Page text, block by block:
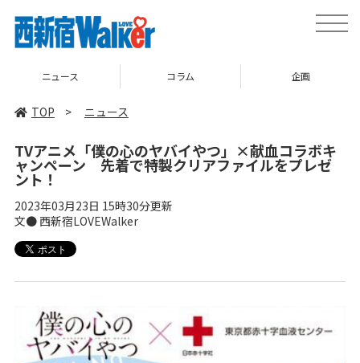
toggle
ニュース コラム 企画
TOP > ニュース
TVアニメ「僕の心のヤバイやつ」×献血コラボキ
ャンペーン 先着で特製クリアファイルをプレゼ
ント！
2023年03月23日 15時30分更新
文● 西新宿LOVEWalker